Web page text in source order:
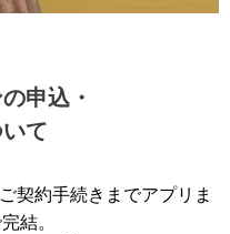
申込・
て
契約手続きまでアプリま
結。